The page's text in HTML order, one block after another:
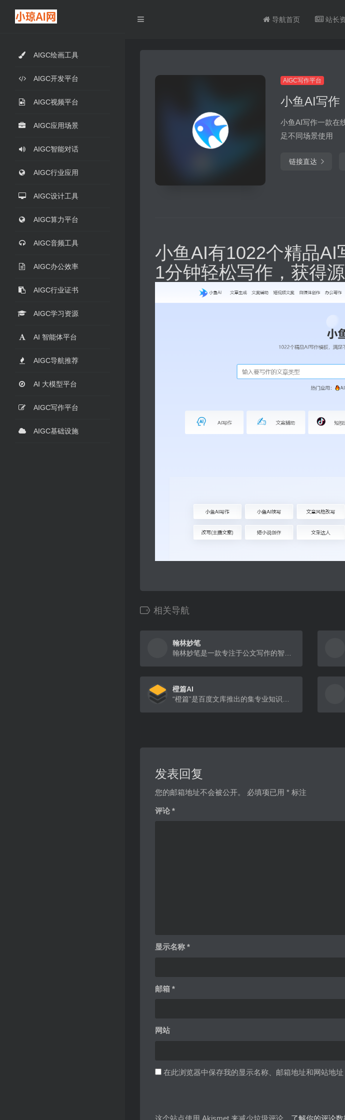
AIGC绘画工具
AIGC开发平台
AIGC视频平台
AIGC应用场景
AIGC智能对话
AIGC行业应用
AIGC设计工具
AIGC算力平台
AIGC音频工具
AIGC办公效率
AIGC行业证书
AIGC学习资源
AI 智能体平台
AIGC导航推荐
AI 大模型平台
AIGC写作平台
AIGC基础设施
导航首页 站长
AIGC写作平台
小鱼AI写作
小鱼AI写作一款在
足不同场景使用
链接直达
小鱼AI有1022个精品AI
1分钟轻松写作，获得
相关导航
翰林妙笔
橙篇AI
发表回复
您的邮箱地址不会被公开。 必填项已用 * 标注
评论 *
显示名称 *
邮箱 *
网站
在此浏览器中保存我的显示名称、邮箱地址和网站地址
这个站点使用 Akismet 来减少垃圾评论。 了解你的评论